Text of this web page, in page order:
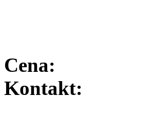
Cena:
Kontakt: